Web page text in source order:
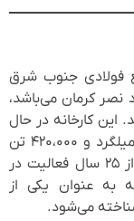
فولادی جنوب شرق
نصر کرمان می‌باشد،
شد. این کارخانه در حال
حاضر قابلیت تولید سالانه ۱۵۰،۰۰۰ تن انواع میلگرد و ۴۲۰،۰۰۰ تن
شمش فولادی استاندارد را داراست. با بیش از ۲۵ سال فعالیت در
به عنوان یکی از
می‌شود.